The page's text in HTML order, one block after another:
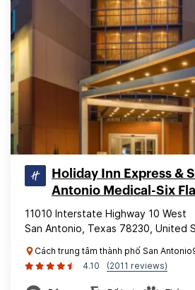
Holiday Inn Express &
Antonio Medical-Six
11010 Interstate Highway 10 West
San Antonio, Texas 78230, United
Cách trung tâm thành phố San
4.10
(2011 reviews)